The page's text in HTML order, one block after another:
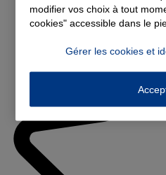
modifier vos choix à tout
cookies" accessible dans le
Gérer les cookies et